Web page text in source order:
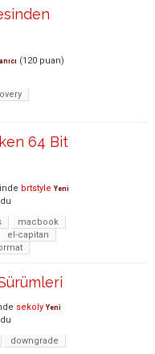
(120 puan)
64 Bit
brtstyle Yeni
macbook
el-capitan
sekoly Yeni
downgrade